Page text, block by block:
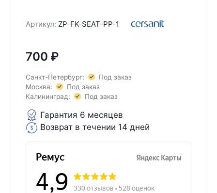
Артикул: ZP-FK-SEAT-PP-1
700 ₽
Санкт-Петербург:
Под заказ
Москва:
Под заказ
Калининград:
Под заказ
Гарантия 6 месяцев
Возврат в течении 14 дней